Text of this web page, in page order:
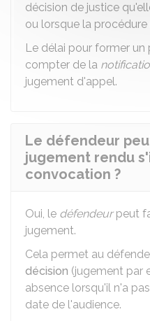
décision de justice
ou lorsque la
Le délai pour former
compter de la
jugement d'appel.
Le défendeur
jugement rendu
convocation ?
Oui, le défendeurpeut
jugement.
Cela permet au
décision (jugement par
absence lorsqu'il n'a
date de l'audience.